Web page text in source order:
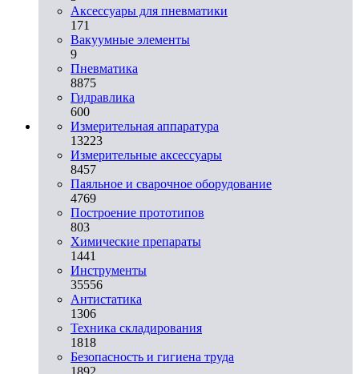
Аксессуары для пневматики
171
Вакуумные элементы
9
Пневматика
8875
Гидравлика
600
Измерительная аппаратура
13223
Измерительные аксессуары
8457
Паяльное и сварочное оборудование
4769
Построение прототипов
803
Химические препараты
1441
Инструменты
35556
Aнтистатика
1306
Техника складирования
1818
Безопасность и гигиена труда
1892